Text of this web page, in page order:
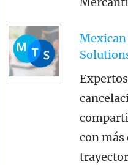
con más